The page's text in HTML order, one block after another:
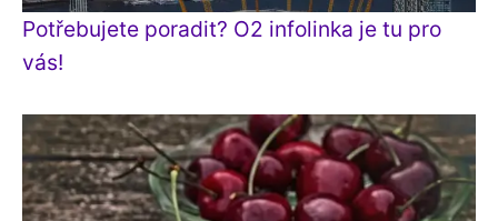
Potřebujete poradit? O2 infolinka je tu pro
vás!